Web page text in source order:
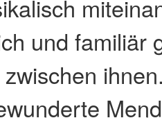
und familiär